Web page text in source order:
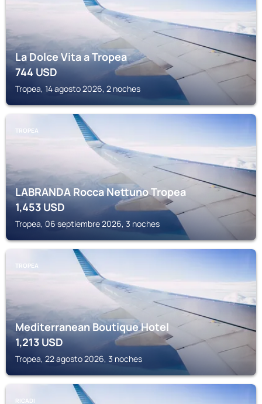
La Dolce Vita a Tropea
744USD
Tropea, 14 agosto 2026, 2 noches
TROPEA
LABRANDA Rocca Nettuno Tropea
1,453USD
Tropea, 06 septiembre 2026, 3 noches
TROPEA
Mediterranean Boutique Hotel
1,213USD
Tropea, 22 agosto 2026, 3 noches
RICADI